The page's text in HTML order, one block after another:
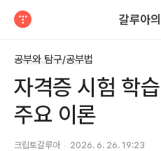
갈루아
공부와 탐구/공부법
자격증 시험 학
주요 이론
크립토갈루아 2026. 6. 26. 19:23